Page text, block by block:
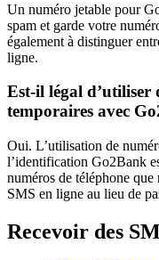
Un numéro jetable pour
spam et garde votre
également à distinguer
ligne.
Est-il légal d’utiliser
temporaires avec
Oui. L’utilisation de
l’identification Go2Bank
numéros de téléphone
SMS en ligne au lieu de
Recevoir des